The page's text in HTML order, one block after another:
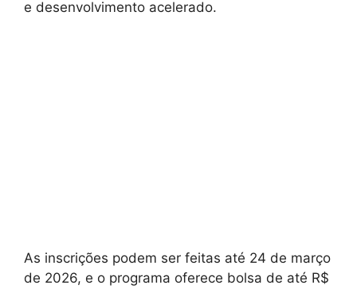
e desenvolvimento acelerado.
As inscrições podem ser feitas até 24 de março
de 2026, e o programa oferece bolsa de até R$